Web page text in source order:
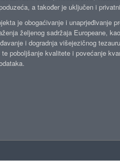
a također je uključen i
je obogaćivanje i unaprjeđivanje
željenog sadržaja Europeane,
i dogradnja višejezičnog
poboljšanje kvalitete i povećanje